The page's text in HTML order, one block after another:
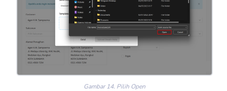
Gambar 14. Pilih Open